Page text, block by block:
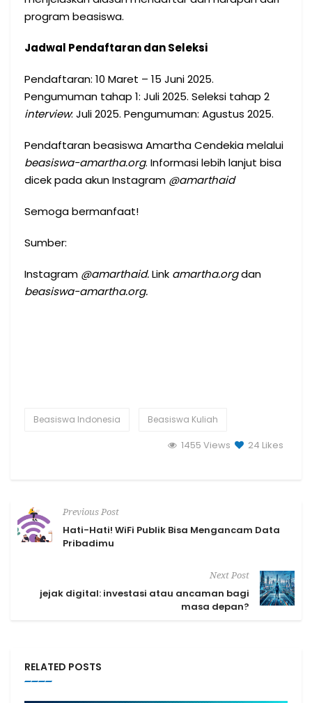
program beasiswa.
Jadwal Pendaftaran dan Seleksi
Pendaftaran: 10 Maret – 15 Juni 2025.
Pengumuman tahap 1: Juli 2025. Seleksi tahap 2
interview: Juli 2025. Pengumuman: Agustus 2025.
Pendaftaran beasiswa Amartha Cendekia melalui
beasiswa-amartha.org. Informasi lebih lanjut bisa
dicek pada akun Instagram @amarthaid
Semoga bermanfaat!
Sumber:
Instagram @amarthaid.Link amartha.orgdan
beasiswa-amartha.org.
Beasiswa Indonesia Beasiswa Kuliah
1455 Views 24 Likes
Previous Post
Hati-Hati! WiFi Publik Bisa Mengancam Data
Pribadimu
Next Post
jejak digital: investasi atau ancaman bagi
masa depan?
RELATED POSTS